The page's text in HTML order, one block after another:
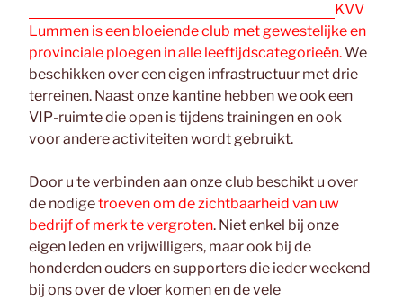
KVV
Lummen is een bloeiende club met gewestelijke en
provinciale ploegen in alle leeftijdscategorieën.We
beschikken over een eigen infrastructuur met drie
terreinen. Naast onze kantine hebben we ook een
VIP-ruimte die open is tijdens trainingen en ook
voor andere activiteiten wordt gebruikt.
Door u te verbinden aan onze club beschikt u over
de nodigetroeven om de zichtbaarheid van uw
bedrijf of merk te vergroten. Niet enkel bij onze
eigen leden en vrijwilligers, maar ook bij de
honderden ouders en supporters die ieder weekend
bij ons over de vloer komen en de vele